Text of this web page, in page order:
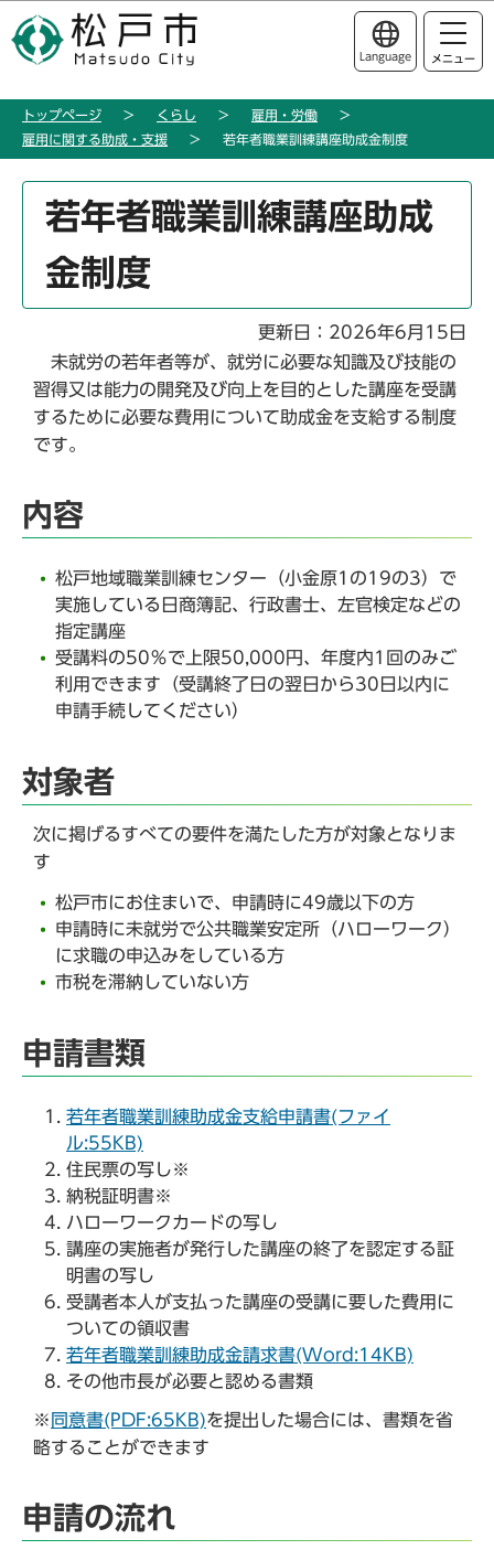
の
ー
このページの本文へ移動
Language メニュー
トップページ くらし
雇用・労働
雇用に関する助成・支援
若年者職業訓練講座助成金制度
か
若年者職業訓練講座助成
金制度
更新日：2026年6月15日
未就労の若年者等が、就労に必要な知識及び技能の
習得又は能力の開発及び向上を目的とした講座を受講
するために必要な費用について助成金を支給する制度
です。
内容
松戸地域職業訓練センター（小金原1の19の3）で
実施している日商簿記、行政書士、左官検定などの
指定講座
受講料の50％で上限50,000円、年度内1回のみご
利用できます（受講終了日の翌日から30日以内に
申請手続してください）
対象者
次に掲げるすべての要件を満たした方が対象となりま
す
松戸市にお住まいで、申請時に49歳以下の方
申請時に未就労で公共職業安定所（ハローワーク）
に求職の申込みをしている方
市税を滞納していない方
申請書類
若年者職業訓練助成金支給申請書(ファイ
ル:55KB)
住民票の写し※
納税証明書※
ハローワークカードの写し
講座の実施者が発行した講座の終了を認定する証
明書の写し
受講者本人が支払った講座の受講に要した費用に
ついての領収書
若年者職業訓練助成金請求書(Word:14KB)
その他市長が必要と認める書類
※ 同意書(PDF:65KB)を提出した場合には、書類を省
略することができます
申請の流れ